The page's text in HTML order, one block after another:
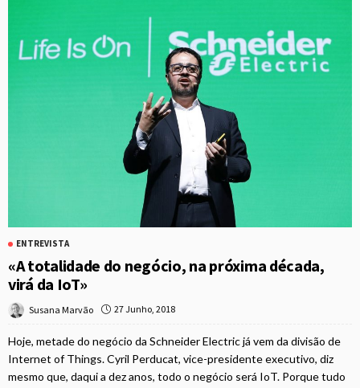
ENTREVISTA
«A totalidade do negócio, na próxima década,
virá da IoT»
Susana Marvão 27 Junho, 2018
Hoje, metade do negócio da Schneider Electric já vem da divisão de
Internet of Things. Cyril Perducat, vice-presidente executivo, diz
mesmo que, daqui a dez anos, todo o negócio será IoT. Porque tudo